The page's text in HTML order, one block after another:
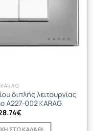
KARAG
διπλής λειτουργίας
A227-002 KARAG
€
ΣΤΟ ΚΑΛΆΘΙ